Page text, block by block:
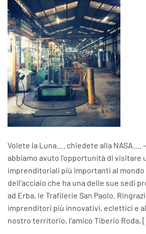
Volete la Luna…. chiedete alla NASA….
abbiamo avuto l’opportunità di visitare
imprenditoriali più importanti al
dell’acciaio che ha una delle sue sedi
ad Erba, le Trafilerie San Paolo.
imprenditori più innovativi, eclettici e
nostro territorio, l’amico Tiberio Roda,